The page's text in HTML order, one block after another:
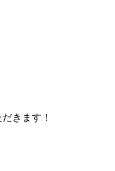
きます！